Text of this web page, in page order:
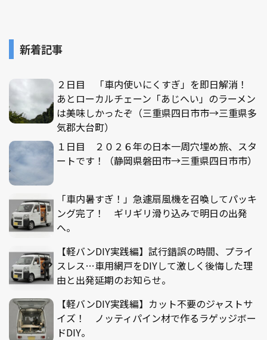
新着記事
２日目 「車内使いにくすぎ」を即日解消！
あとローカルチェーン「あじへい」のラーメン
は美味しかったぞ（三重県四日市市→三重県多
気郡大台町）
１日目 ２０２６年の日本一周穴埋め旅、スタ
ートです！（静岡県磐田市→三重県四日市市）
「車内暑すぎ！」急遽扇風機を召喚してパッキ
ング完了！ ギリギリ滑り込みで明日の出発
へ。
【軽バンDIY実践編】試行錯誤の時間、プライ
スレス…車用網戸をDIYして激しく後悔した理
由と出発延期のお知らせ。
【軽バンDIY実践編】カット不要のジャストサ
イズ！ ノッティパイン材で作るラゲッジボー
ドDIY。